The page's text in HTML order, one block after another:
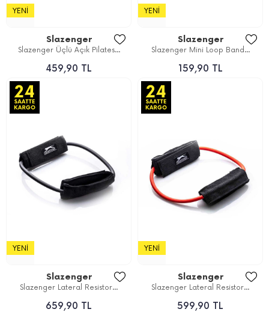
YENI
Slazenger
Slazenger Üçlü Açık Pilates...
459,90 TL
YENI
Slazenger
Slazenger Mini Loop Band...
159,90 TL
YENI
Slazenger
Slazenger Lateral Resistor...
659,90 TL
YENI
Slazenger
Slazenger Lateral Resistor...
599,90 TL